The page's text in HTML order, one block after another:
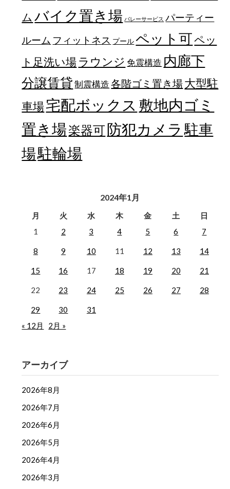
ム バイク置き場 バレーサービス パーティー
ルーム フィットネス プール ペット可ペッ
ト足洗い場 ラウンジ 免震構造 内廊下
分譲賃貸 制震構造 各階ゴミ置き場大型駐
車場宅配ボックス 敷地内ゴミ
置き場楽器可防犯カメラ 駐車
場駐輪場
2024年1月
月 火 水 木 金 土
日
1
2 3 4 5 6 7
8 9 10 11 12 13 14
15 16 17 18 19 20 21
22 23 24 25 26 27 28
29 30
31
« 12月
2月 »
アーカイブ
2026年8月
2026年7月
2026年6月
2026年5月
2026年4月
2026年3月